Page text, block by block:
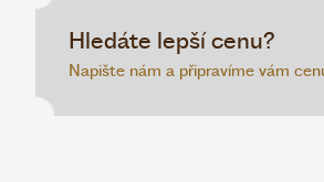
Hledáte lepší cenu?
Napište nám a připravíme vám